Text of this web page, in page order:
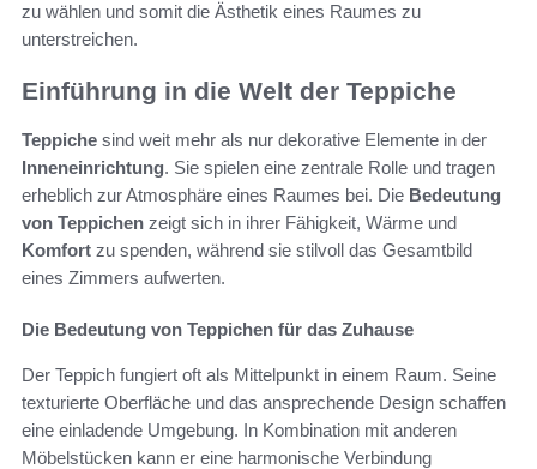
zu wählen und somit die Ästhetik eines Raumes zu
unterstreichen.
Einführung in die Welt der Teppiche
Teppiche sind weit mehr als nur dekorative Elemente in der
Inneneinrichtung. Sie spielen eine zentrale Rolle und tragen
erheblich zur Atmosphäre eines Raumes bei. Die Bedeutung
von Teppichen zeigt sich in ihrer Fähigkeit, Wärme und
Komfort zu spenden, während sie stilvoll das Gesamtbild
eines Zimmers aufwerten.
Die Bedeutung von Teppichen für das Zuhause
Der Teppich fungiert oft als Mittelpunkt in einem Raum. Seine
texturierte Oberfläche und das ansprechende Design schaffen
eine einladende Umgebung. In Kombination mit anderen
Möbelstücken kann er eine harmonische Verbindung